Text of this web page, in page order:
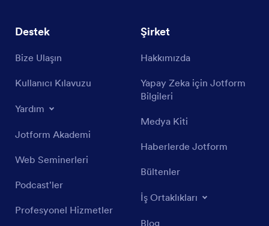
Destek
Bize Ulaşın
Kullanıcı Kılavuzu
Yardım
Jotform Akademi
Web Seminerleri
Podcast'ler
Profesyonel Hizmetler
Şirket
Hakkımızda
Yapay Zeka için Jotform
Bilgileri
Medya Kiti
Haberlerde Jotform
Bültenler
İş Ortaklıkları
Blog